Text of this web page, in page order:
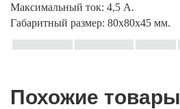
Максимальный ток: 4,5 А.
Габаритный размер: 80х80х45 мм.
Похожие товары